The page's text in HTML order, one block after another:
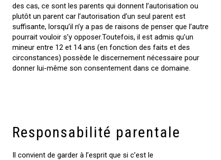
des cas, ce sont les parents qui donnent l’autorisation ou
plutôt un parent car l’autorisation d’un seul parent est
suffisante, lorsqu’il n’y a pas de raisons de penser que l’autre
pourrait vouloir s’y opposer.Toutefois, il est admis qu’un
mineur entre 12 et 14 ans (en fonction des faits et des
circonstances) possède le discernement nécessaire pour
donner lui-même son consentement dans ce domaine.
Responsabilité parentale
Il convient de garder à l’esprit que si c’est le